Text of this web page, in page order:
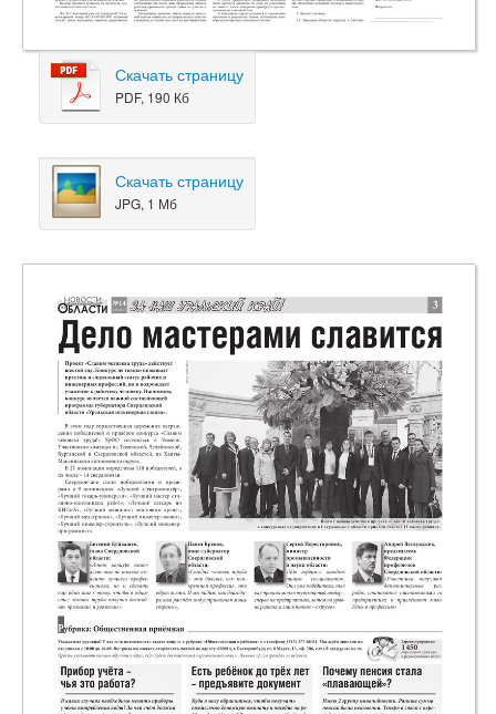
Скачать страницу
PDF, 190 Кб
Скачать страницу
JPG, 1 Мб